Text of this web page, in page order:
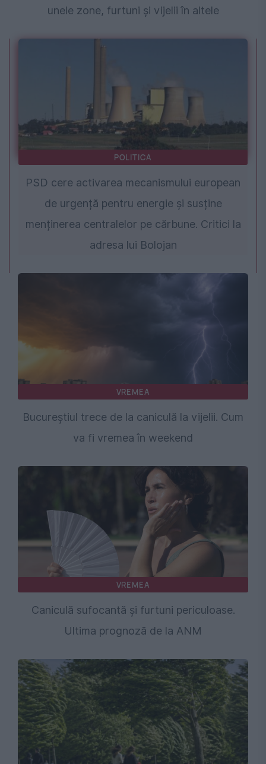
unele zone, furtuni și vijelii în altele
POLITICA
PSD cere activarea mecanismului european
de urgență pentru energie și susține
menținerea centralelor pe cărbune. Critici la
adresa lui Bolojan
VREMEA
Bucureștiul trece de la caniculă la vijelii. Cum
va fi vremea în weekend
VREMEA
Caniculă sufocantă și furtuni periculoase.
Ultima prognoză de la ANM